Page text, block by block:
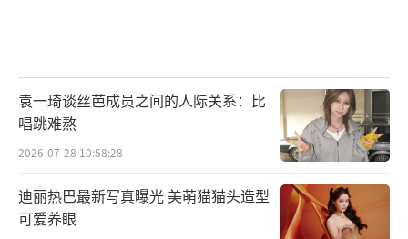
袁一琦谈丝芭成员之间的人际关系：比
唱跳难熬
2026-07-28 10:58:28
迪丽热巴最新写真曝光 美萌猫猫头造型
可爱养眼